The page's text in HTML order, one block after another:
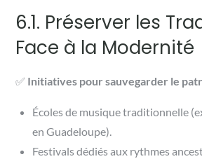
6.1. Préserver les
Face à la Modernité
✅ Initiatives pour sauvegarder le
Écoles de musique traditionnelle
en Guadeloupe).
Festivals dédiés aux rythmes